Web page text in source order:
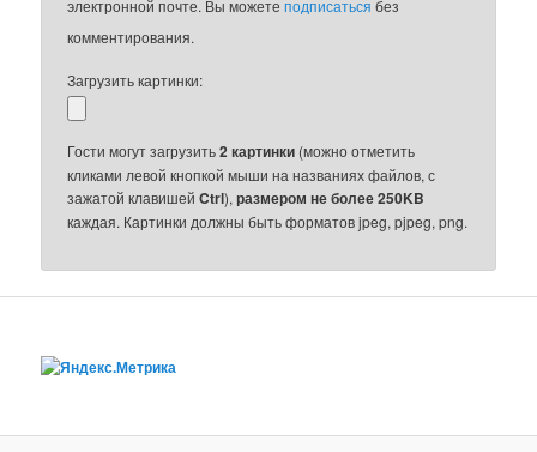
электронной почте. Вы можетеподписаться без
комментирования.
Загрузить картинки:
Гости могут загрузить2 картинки (можно отметить
кликами левой кнопкой мыши на названиях файлов, с
зажатой клавишейCtrl),размером не более 250KB
каждая. Картинки должны быть форматов jpeg, pjpeg, png.